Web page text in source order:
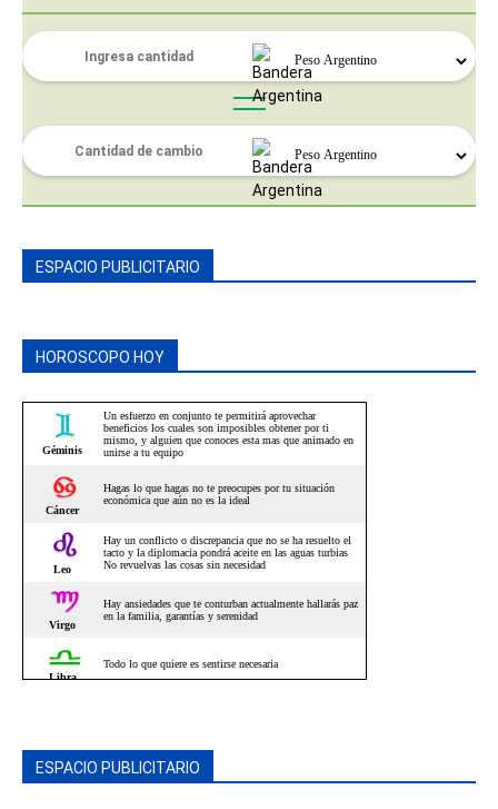
ESPACIO PUBLICITARIO
HOROSCOPO HOY
ESPACIO PUBLICITARIO